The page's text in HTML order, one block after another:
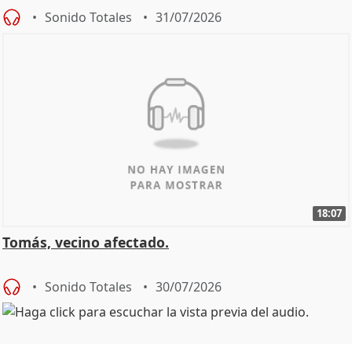
Sonido Totales 31/07/2026
18:07
Tomás, vecino afectado.
Sonido Totales 30/07/2026